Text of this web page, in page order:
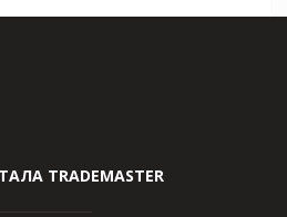
TRADEMASTER